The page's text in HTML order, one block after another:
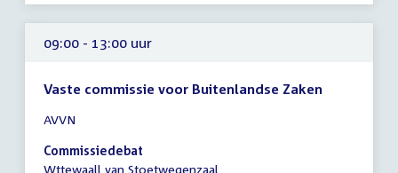
uur
09:00 - 13:00 uur
Vaste commissie voor Buitenlandse Zaken
vergadering
09:00
-
AVVN
Commissiedebat
Wttewaall van Stoetwegenzaal